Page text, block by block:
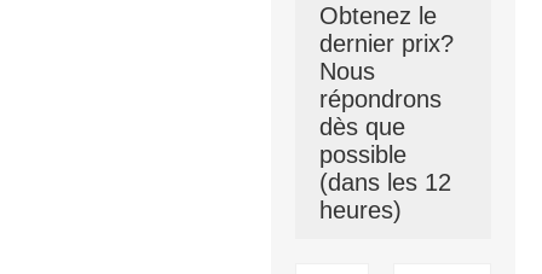
Obtenez le
dernier prix?
Nous
répondrons
dès que
possible
(dans les 12
heures)